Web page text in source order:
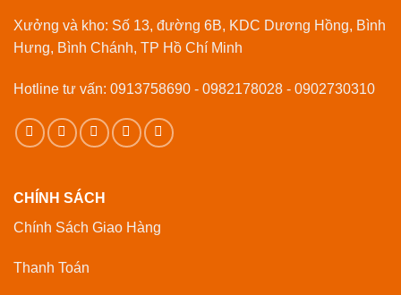
Xưởng và kho: Số 13, đường 6B, KDC Dương Hồng, Bình
Hưng, Bình Chánh, TP Hồ Chí Minh
Hotline tư vấn: 0913758690 - 0982178028 - 0902730310
CHÍNH SÁCH
Chính Sách Giao Hàng
Thanh Toán